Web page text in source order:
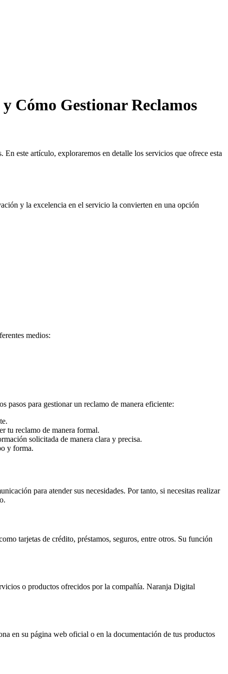
Cómo Gestionar Reclamos
este artículo, exploraremos en detalle los servicios que ofrece esta
y la excelencia en el servicio la convierten en una opción
medios:
pasos para gestionar un reclamo de manera eficiente:
tu reclamo de manera formal.
solicitada de manera clara y precisa.
y forma.
para atender sus necesidades. Por tanto, si necesitas realizar
tarjetas de crédito, préstamos, seguros, entre otros. Su función
o productos ofrecidos por la compañía. Naranja Digital
en su página web oficial o en la documentación de tus productos